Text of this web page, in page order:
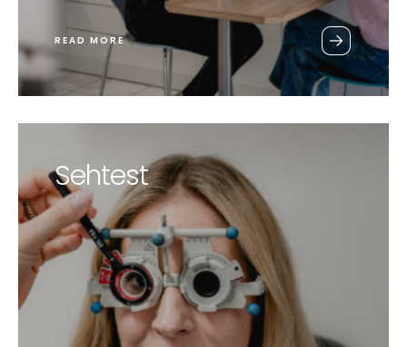
READ MORE
Sehtest